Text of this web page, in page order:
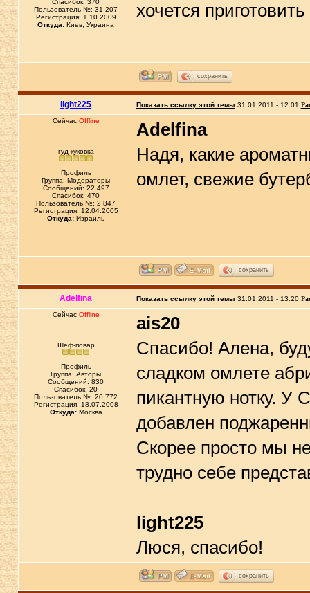
Спасибок: 370
Пользователь №: 31 207
Регистрация: 1.10.2009
Откуда: Киев, Украина
хочется приготовить
сохранить
light225 Показать ссылку этой темы 31.01.2011 - 12:01
Сейчас Offline
гуд-куковка
Профиль
Группа: Модераторы
Сообщений: 22 497
Спасибок: 470
Пользователь №: 2 847
Регистрация: 12.04.2005
Откуда: Израиль
Adelfina
Надя, какие
омлет, свежие
сохранить
Adelfina Показать ссылку этой темы 31.01.2011 - 13:20
Сейчас Offline
Шеф-повар
Профиль
Группа: Авторы
Сообщений: 830
Спасибок: 20
Пользователь №: 20 772
Регистрация: 18.07.2008
Откуда:Москва
ais20
Спасибо! Алена,
сладком омлете
пикантную нотку. У
добавлен
Скорее просто мы
трудно себе
light225
Люся, спасибо!
сохранить